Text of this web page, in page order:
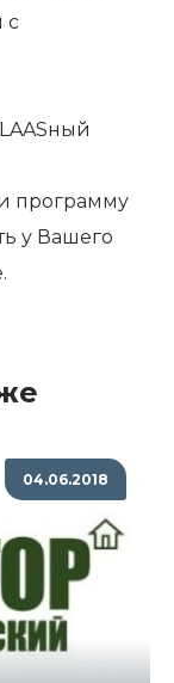
с
программу
у Вашего
04.06.2018